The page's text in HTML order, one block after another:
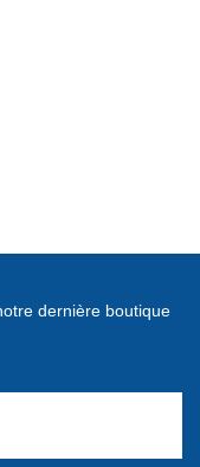
dernière boutique